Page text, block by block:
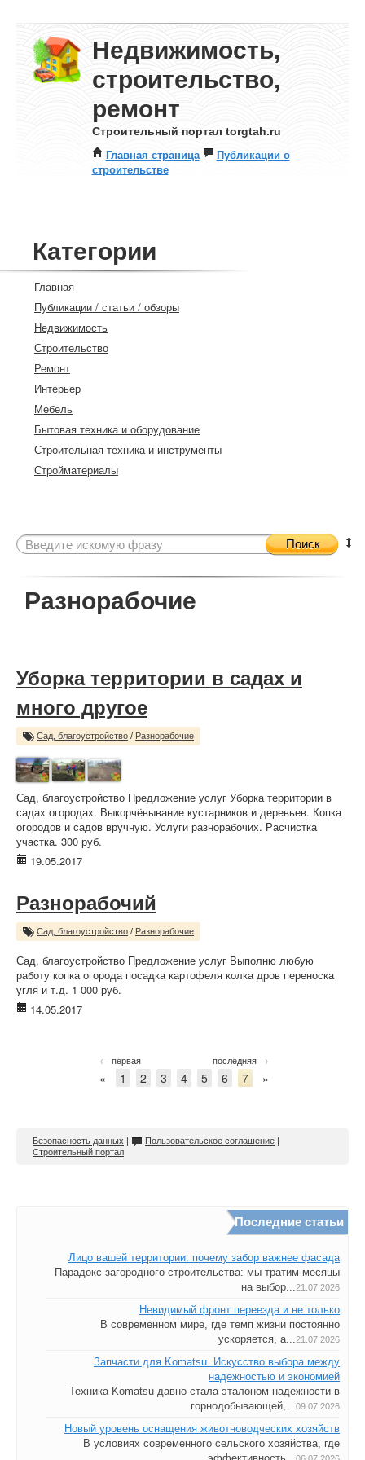
Недвижимость,
строительство,
ремонт
Строительный портал torgtah.ru
Главная страница
Публикации о
строительстве
Категории
Главная
Публикации / статьи / обзоры
Недвижимость
Строительство
Ремонт
Интерьер
Мебель
Бытовая техника и оборудование
Строительная техника и инструменты
Стройматериалы
Поиск
Разнорабочие
Уборка территории в садах и
много другое
Сад, благоустройство / Разнорабочие
Сад, благоустройство Предложение услуг Уборка территории в
садах огородах. Выкорчёвывание кустарников и деревьев. Копка
огородов и садов вручную. Услуги разнорабочих. Расчистка
участка. 300 руб.
19.05.2017
Разнорабочий
Сад, благоустройство / Разнорабочие
Сад, благоустройство Предложение услуг Выполню любую
работу копка огорода посадка картофеля колка дров переноска
угля и т.д. 1 000 руб.
14.05.2017
← первая последняя →
« 1 2 3 4 5 6 7 »
Безопасность данных | Пользовательское соглашение |
Строительный портал
Последние статьи
Лицо вашей территории: почему забор важнее фасада
Парадокс загородного строительства: мы тратим месяцы
на выбор...21.07.2026
Невидимый фронт переезда и не только
В современном мире, где темп жизни постоянно
ускоряется, а...21.07.2026
Запчасти для Komatsu. Искусство выбора между
надежностью и экономией
Техника Komatsu давно стала эталоном надежности в
горнодобывающей,...09.07.2026
Новый уровень оснащения животноводческих хозяйств
В условиях современного сельского хозяйства, где